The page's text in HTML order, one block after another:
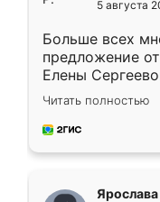
5 августа
Больше всех
предложение
Елены
короткие
для замера
предложил по
Читать полностью
Ярослава